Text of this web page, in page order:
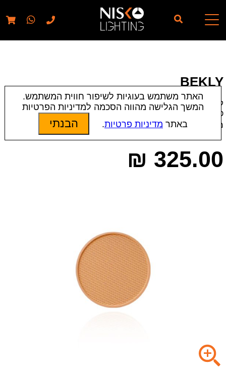
// elementor template for pages - should also ignore woo
pages!!
BEKLY
קטגוריות:חדשים|מנורות בהדפסה 3D |מנורות קיר|תאורת
פנים
מק״ט:
20638 | 20639 | 20640
325.00
₪
האתר משתמש בעוגיות לשיפור חווית המשתמש.
המשך הגלישה מהווה הסכמה למדיניות הפרטיות
באתר מדיניות פרטיות. הבנתי